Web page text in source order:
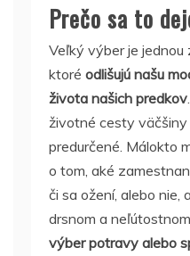
Prečo sa to
Veľký výber je jednou
ktoré odlišujú našu
života našich predkov
životné cesty väčšiny
predurčené. Málokto
o tom, aké
či sa ožení, alebo nie,
drsnom a
výber potravy alebo